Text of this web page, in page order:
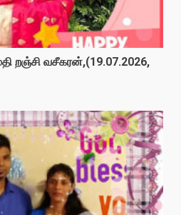
றஞ்சி வசீகரன்,(19.07.2026,